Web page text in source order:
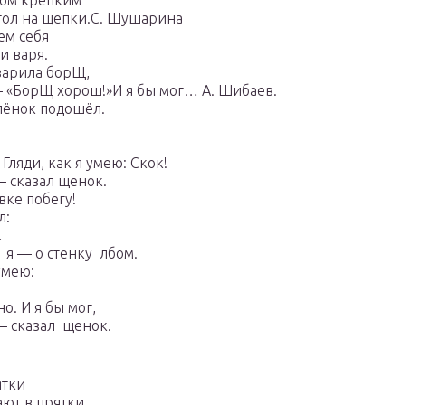
на щепки.С. Шушарина
себя
варя.
борЩ,
«БорЩ хорош!»И я бы мог… А. Шибаев.
подошёл.
как я умею: Скок!
щенок.
побегу!
— о стенку лбом.
И я бы мог,
сказал щенок.